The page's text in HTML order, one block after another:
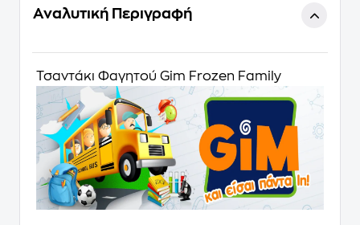
Αναλυτική Περιγραφή
Τσαντάκι Φαγητού Gim Frozen Family